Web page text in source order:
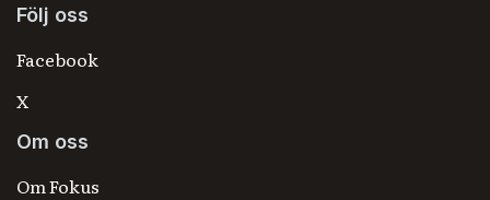
Följ oss
Facebook
X
Om oss
Om Fokus